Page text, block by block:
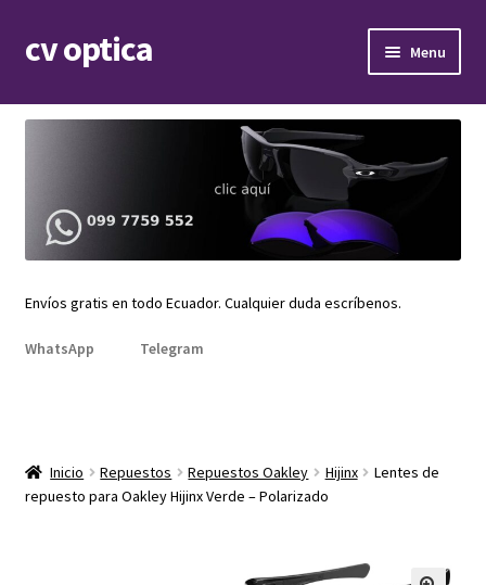
Skip
to
Skip
to
cv optica Menu
Armazones de lentes
child
menu
Expand
Repuestos
menu
Envíos gratis en todo Ecuador. Cualquier duda escríbenos.
WhatsApp Telegram
Inicio Repuestos Repuestos Oakley Hijinx
Lentes de
repuesto para Oakley Hijinx Verde – Polarizado